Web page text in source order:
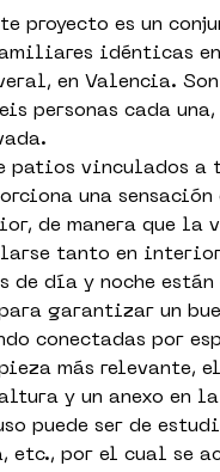
proyecto es un
idénticas
en Valencia.
personas cada
patios vinculados a
una
de manera que la
tanto en
de día y noche
garantizar un
conectadas por
más relevante,
y un anexo en
puede ser de
etc., por el cual se